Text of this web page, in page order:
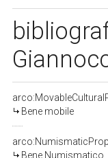
Bene mobile
Bene Numismatico